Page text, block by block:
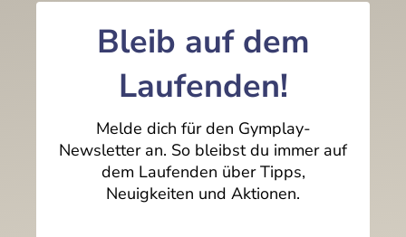
Bleib auf dem
Laufenden!
Melde dich für den Gymplay-
Newsletter an. So bleibst du immer auf
dem Laufenden über Tipps,
Neuigkeiten und Aktionen.